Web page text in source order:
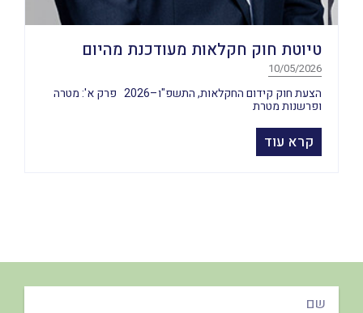
טיוטת חוק חקלאות מעודכנת מהיום
10/05/2026
הצעת חוק קידום החקלאות, התשפ"ו–2026 פרק א': מטרה
ופרשנות מטרת
קרא עוד